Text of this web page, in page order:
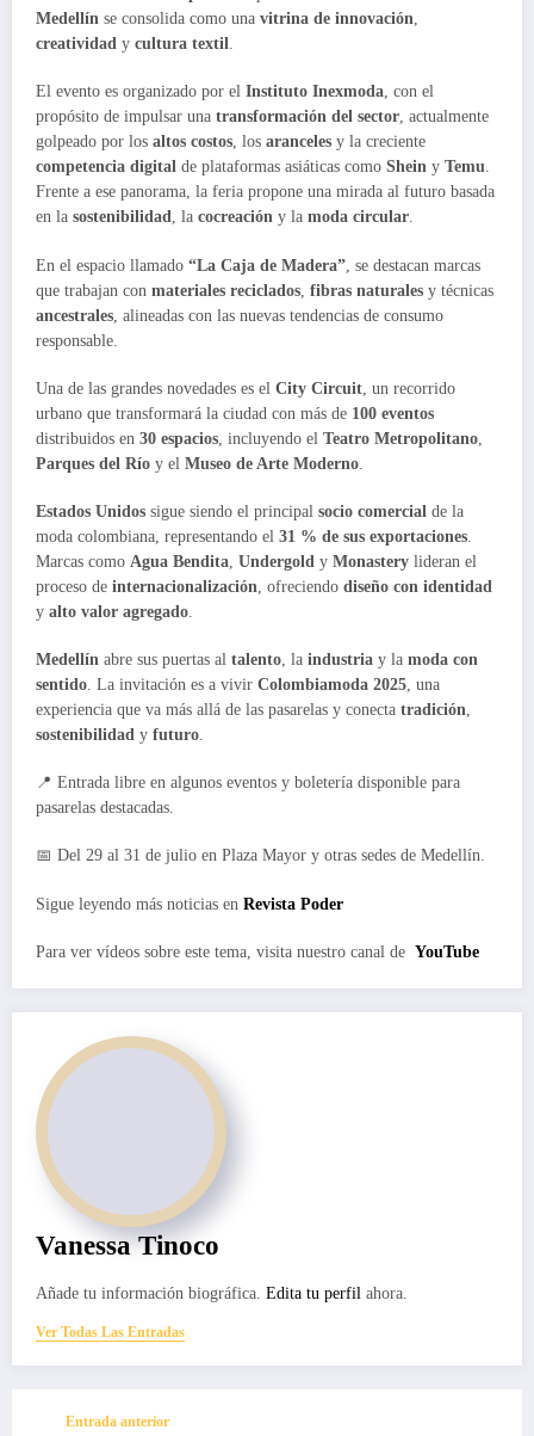
Medellín se consolida como una vitrina de innovación,
creatividad y cultura textil.
El evento es organizado por el Instituto Inexmoda, con el
propósito de impulsar una transformación del sector, actualmente
golpeado por los altos costos, los aranceles y la creciente
competencia digital de plataformas asiáticas como Shein y Temu.
Frente a ese panorama, la feria propone una mirada al futuro basada
en la sostenibilidad, la cocreación y la moda circular.
En el espacio llamado “La Caja de Madera” , se destacan marcas
que trabajan con materiales reciclados fibras naturales y técnicas
ancestrales , alineadas con las nuevas tendencias de consumo
responsable.
Una de las grandes novedades es el City Circuit , un recorrido
urbano que transformará la ciudad con más de 100 eventos
distribuidos en 30 espacios , incluyendo el Teatro Metropolitano
Parques del Río y el Museo de Arte Moderno
Estados Unidos sigue siendo el principal socio comercial de la
moda colombiana, representando el 31 % de sus exportaciones
Marcas como Agua Bendita Undergold y Monastery lideran el
proceso de internacionalización , ofreciendo diseño con identidad
y alto valor agregado
Medellín abre sus puertas al talento, la industria y la moda con
sentido. La invitación es a vivir Colombiamoda 2025, una
experiencia que va más allá de las pasarelas y conecta tradición,
sostenibilidad y futuro.
📍 Entrada libre en algunos eventos y boletería disponible para
pasarelas destacadas.
📅 Del 29 al 31 de julio en Plaza Mayor y otras sedes de Medellín.
Sigue leyendo más noticias en Revista Poder
Para ver vídeos sobre este tema, visita nuestro canal de YouTube
Vanessa Tinoco
Añade tu información biográfica. Edita tu perfil ahora.
Ver Todas Las Entradas
Entrada anterior